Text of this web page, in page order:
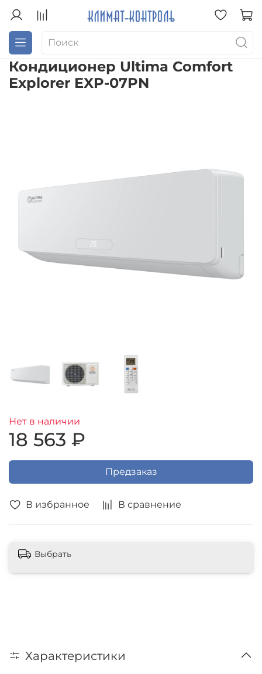
Кондиционер Ultima Comfort
Explorer EXP-07PN
В избранное В сравнение
Нет в наличии
18 563 ₽
Предзаказ
Выбрать
Характеристики